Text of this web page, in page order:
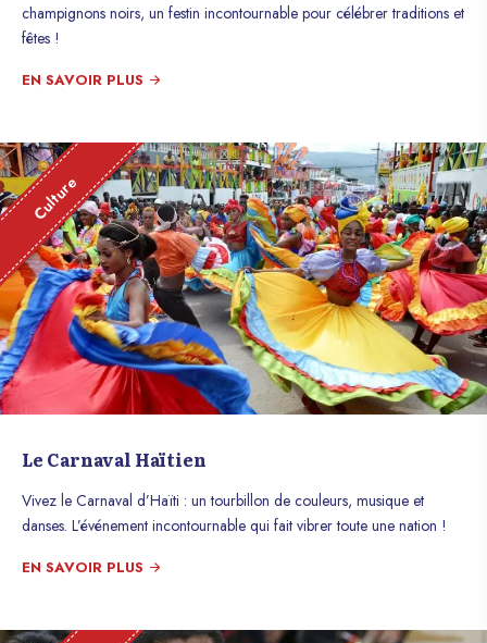
champignons noirs, un festin incontournable pour célébrer traditions et
fêtes !
EN SAVOIR PLUS
Culture
Le Carnaval Haïtien
Vivez le Carnaval d’Haïti : un tourbillon de couleurs, musique et
danses. L’événement incontournable qui fait vibrer toute une nation !
EN SAVOIR PLUS